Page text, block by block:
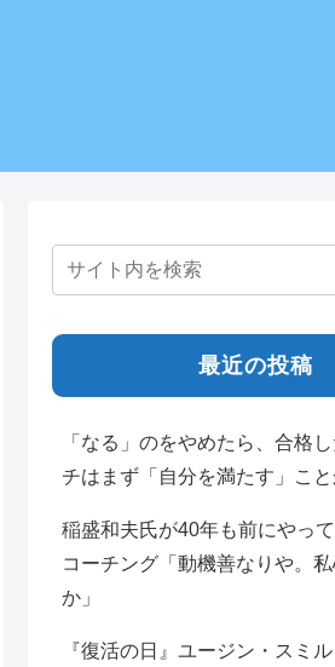
最近の投稿
「なる」のをやめたら、合格
チはまず「自分を満たす」こと
稲盛和夫氏が40年も前にやっ
コーチング「動機善なりや。
か」
『復活の日』ユージン・スミ